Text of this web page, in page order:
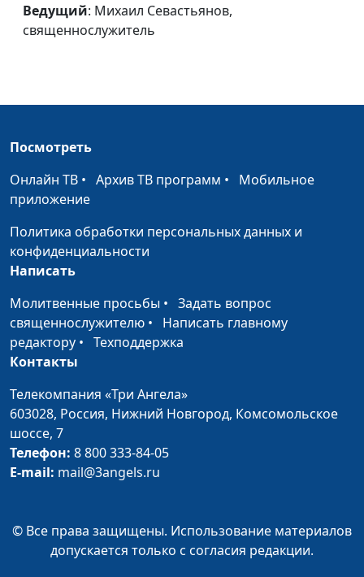
жизнь
священнослужитель
Обретение Бога в
страданиях
священнослужитель
Будущее, обещанное
Богом
Что ты выберешь?
Истинная свобода
Михаил Севастьянов,
священнослужитель
Быть святым без Бога?
Путь в Царство Божье
Михаил Севастьянов,
#10
Суббота - Божий день
священнослужитель
Ведущий: Михаил Севастьянов,
священнослужитель
Посмотреть
Онлайн ТВ • Архив ТВ программ • Мобильное
приложение
Политика обработки персональных данных и
конфиденциальности
Написать
Молитвенные просьбы • Задать вопрос
священнослужителю • Написать главному
редактору • Техподдержка
Контакты
Телекомпания «Три Ангела»
603028, Россия, Нижний Новгород, Комсомольское
шоссе, 7
Телефон: 8 800 333-84-05
E-mail: mail@3angels.ru
© Все права защищены. Использование материалов
допускается только с согласия редакции.